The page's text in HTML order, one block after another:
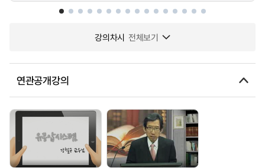
강의차시 전체보기
연관공개강의